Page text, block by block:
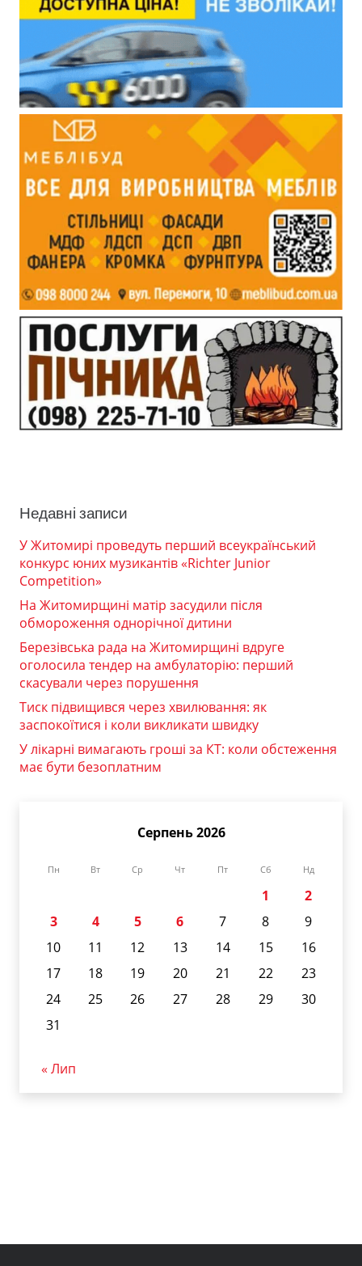
Недавні записи
У Житомирі проведуть перший всеукраїнський
конкурс юних музикантів «Richter Junior
Competition»
На Житомирщині матір засудили після
обмороження однорічної дитини
Березівська рада на Житомирщині вдруге
оголосила тендер на амбулаторію: перший
скасували через порушення
Тиск підвищився через хвилювання: як
заспокоїтися і коли викликати швидку
У лікарні вимагають гроші за КТ: коли обстеження
має бути безоплатним
Серпень 2026
Пн Вт Ср Чт Пт Сб Нд
1
2
3
4 5 6 7 8
9
10
11 12 13 14 15
16
17
18 19 20 21 22
23
24
25 26 27 28 29
30
31
« Лип